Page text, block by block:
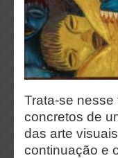
Trata-se nesse
concretos de
das arte
continuação e